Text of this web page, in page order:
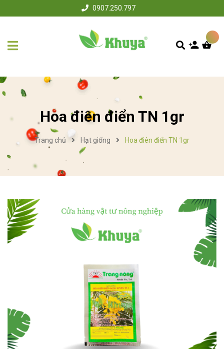
0907.250.797
Hoa điên điển TN 1gr
Trang chủ Hạt giống Hoa điên điển TN 1gr